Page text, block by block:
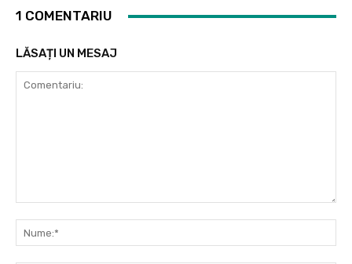
1 COMENTARIU
LĂSAȚI UN MESAJ